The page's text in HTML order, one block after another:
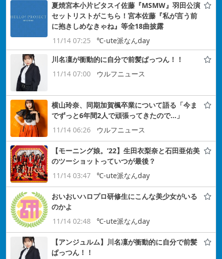
夏焼宮本小片ビタスイ佐藤『MSMW』羽田公演
セットリストがこちら！宮本佐藤『私が言う前
に抱きしめなきゃね』等全18曲披露
11/14 07:25
℃-ute派なんday
川名凜が衝動的に自分で前髪ぱっつん！！
11/14 07:00
ウルフニュース
横山玲奈、同期加賀楓卒業について語る「今ま
でずっと6年間2人で頑張ってきたので…」
11/14 06:26
ウルフニュース
【モーニング娘。’22】生田衣梨奈と石田亜佑美
のツーショットっていつが最後？
11/14 03:47
℃-ute派なんday
おいおいハロプロ研修生にこんな美少女がいる
のかよ
11/14 02:48
℃-ute派なんday
【アンジュルム】川名凜が衝動的に自分で前髪
ぱっつん！！